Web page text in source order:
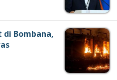
di Bombana,